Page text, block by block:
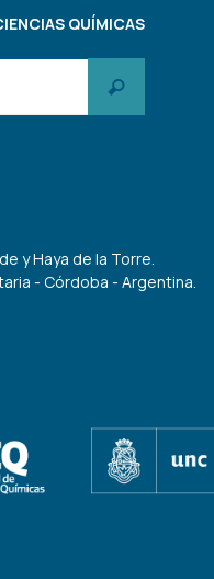
QUÍMICAS
Buscar
y Haya de la Torre.
- Córdoba - Argentina.